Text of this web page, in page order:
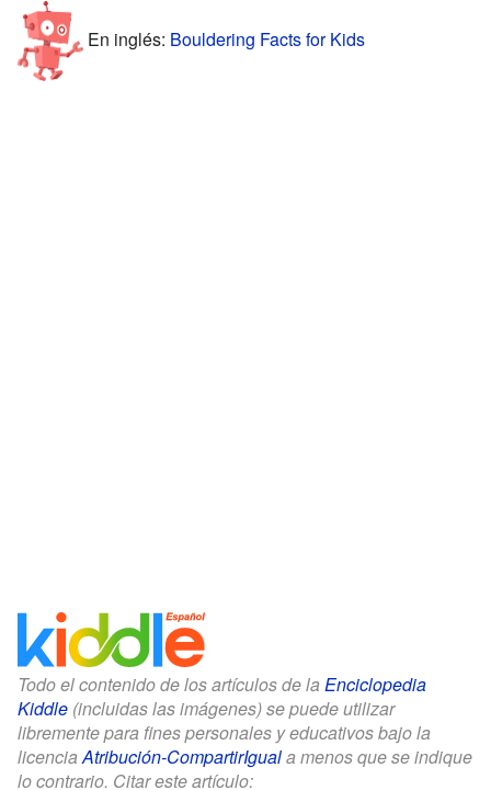
En inglés: Bouldering Facts for Kids
Todo el contenido de los artículos de la Enciclopedia
Kiddle (incluidas las imágenes) se puede utilizar
libremente para fines personales y educativos bajo la
licenciaAtribución-CompartirIguala menos que se indique
lo contrario. Citar este artículo: